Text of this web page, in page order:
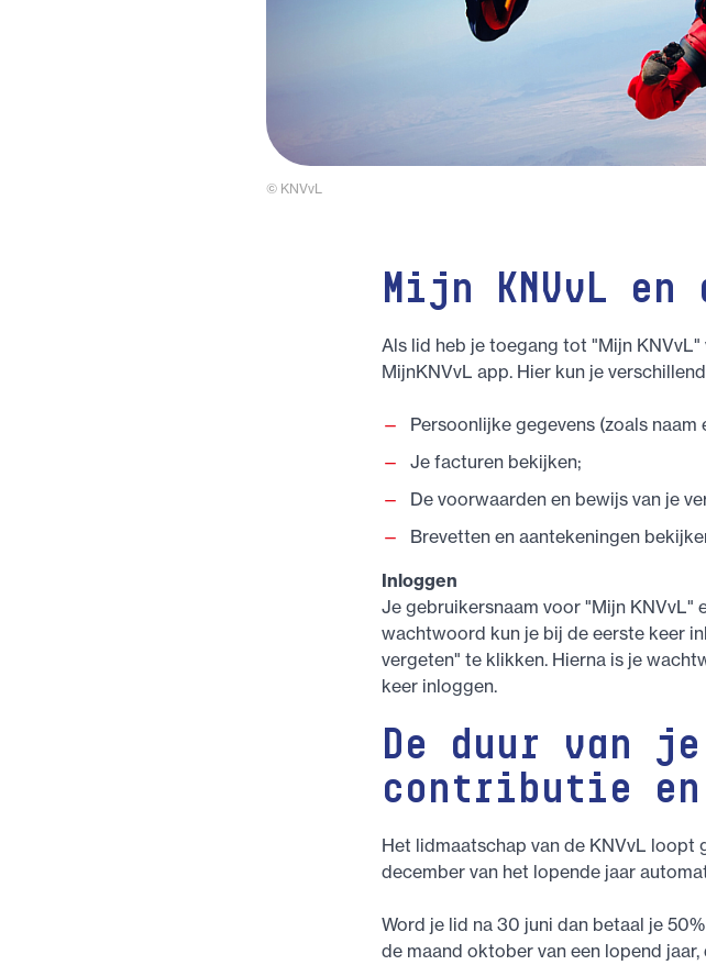
© KNVvL
Mijn KNVvL en
Als lid heb je toegang tot "Mijn KNVvL"
MijnKNVvL app. Hier kun je
Persoonlijke gegevens (zoals naam
Je facturen bekijken;
De voorwaarden en bewijs van je
Brevetten en aantekeningen
Inloggen
Je gebruikersnaam voor "Mijn KNVvL"
wachtwoord kun je bij de eerste keer
vergeten" te klikken. Hierna is je
keer inloggen.
De duur van
contributie en
Het lidmaatschap van de KNVvL loopt
december van het lopende jaar
Word je lid na 30 juni dan betaal je
de maand oktober van een lopend